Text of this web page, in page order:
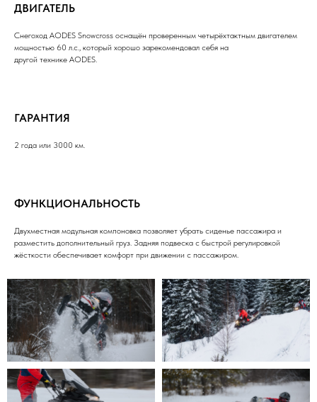
ДВИГАТЕЛЬ
Снегоход AODES Snowcross оснащён проверенным четырёхтактным двигателем
мощностью 60 л.с., который хорошо зарекомендовал себя на
другой технике AODES.
ГАРАНТИЯ
2 года или 3000 км.
ФУНКЦИОНАЛЬНОСТЬ
Двухместная модульная компоновка позволяет убрать сиденье пассажира и
разместить дополнительный груз. Задняя подвеска с быстрой регулировкой
жёсткости обеспечивает комфорт при движении с пассажиром.